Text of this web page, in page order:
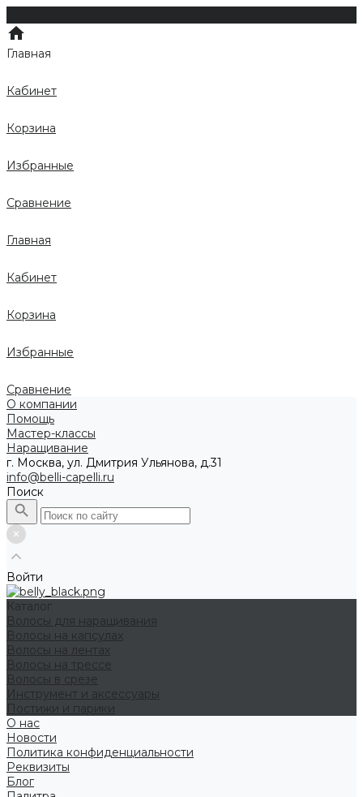
Главная
Кабинет
Корзина
Избранные
Сравнение
Главная
Кабинет
Корзина
Избранные
Сравнение
О компании
Помощь
Мастер-классы
Наращивание
г. Москва, ул. Дмитрия Ульянова, д.31
info@belli-capelli.ru
Поиск
Войти
Каталог
Волосы для наращивания
Волосы на капсулах
Волосы на лентах
Волосы на трессе
Волосы в срезе
Инструмент и аксессуары
Постижи и парики
О нас
Новости
Политика конфиденциальности
Реквизиты
Блог